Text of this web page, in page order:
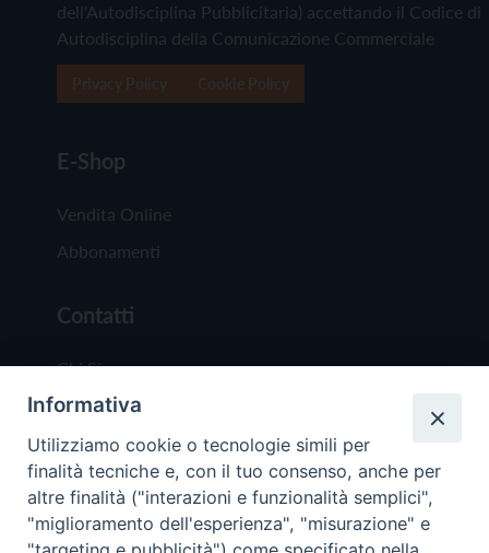
dell'Autodisciplina Pubblicitaria) accettando il Codice di
Autodisciplina della Comunicazione Commerciale
E-Shop
Vendita Online
Abbonamenti
Contatti
Chi Siamo
Redazione
Scrivici
Informativa
Utilizziamo cookie o tecnologie simili per
finalità tecniche e, con il tuo consenso, anche per
altre finalità ("interazioni e funzionalità semplici",
"miglioramento dell'esperienza", "misurazione" e